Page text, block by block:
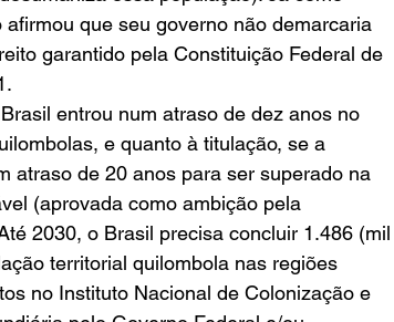
que seu governo não demarcaria
garantido pela Constituição Federal de
entrou num atraso de dez anos no
e quanto à titulação, se a
atraso de 20 anos para ser superado na
(aprovada como ambição pela
2030, o Brasil precisa concluir 1.486 (mil
territorial quilombola nas regiões
no Instituto Nacional de Colonização e